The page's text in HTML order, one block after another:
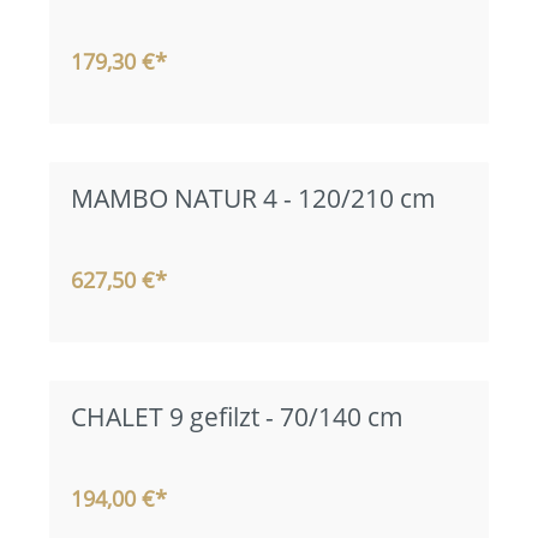
179,30 €*
MAMBO NATUR 4 - 120/210 cm
627,50 €*
CHALET 9 gefilzt - 70/140 cm
194,00 €*